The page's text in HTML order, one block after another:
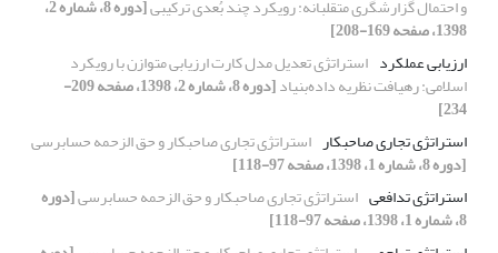
و احتمال گزارشگری متقلبانه: رویکرد چند بُعدی ترکیبی [دوره 8، شماره 2،
1398، صفحه 169-208]
ارزیابی عملکرد استراتژی تعدیل مدل کارت ارزیابی متوازن با رویکرد
اسلامی: رهیافت نظریه داده‌بنیاد [دوره 8، شماره 2، 1398، صفحه 209-
234]
استراتژی تجاری صاحبکار استراتژی تجاری صاحبکار و حق الزحمه حسابرسی
[دوره 8، شماره 1، 1398، صفحه 97-118]
استراتژی تدافعی استراتژی تجاری صاحبکار و حق الزحمه حسابرسی[دوره
8، شماره 1، 1398، صفحه 97-118]